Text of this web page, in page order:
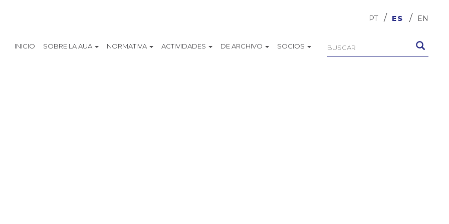
EN
ES
PT
INICIO SOBRE LA AUA NORMATIVA ACTIVIDADES DE ARCHIVO SOCIOS